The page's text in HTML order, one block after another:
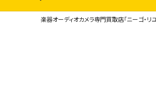
楽器オーディオカメラ専門買取店「ニーゴ・リ